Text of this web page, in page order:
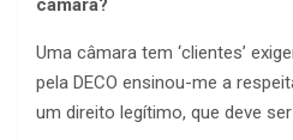
câmara?
Uma câmara tem ‘clientes’
pela DECO ensinou-me a
um direito legítimo, que deve